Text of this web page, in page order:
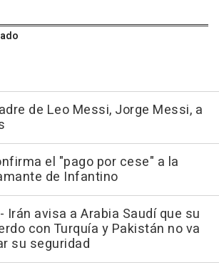
de Leo Messi, Jorge Messi, a
el "pago por cese" a la
de Infantino
Irán avisa a Arabia Saudí que su
con Turquía y Pakistán no va
su seguridad